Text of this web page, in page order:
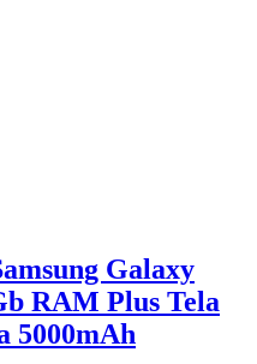
Galaxy
RAM Plus Tela
5000mAh